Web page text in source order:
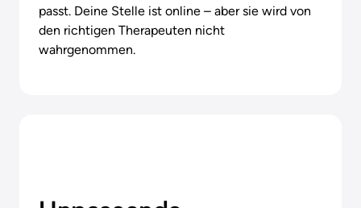
passt. Deine Stelle ist online – aber sie wird von
den richtigen Therapeuten nicht
wahrgenommen.